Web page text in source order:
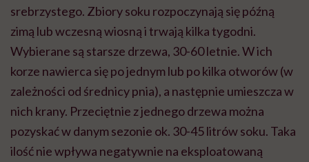
srebrzystego. Zbiory soku rozpoczynają się późną
zimą lub wczesną wiosną i trwają kilka tygodni.
Wybierane są starsze drzewa, 30-60 letnie. W ich
korze nawierca się po jednym lub po kilka otworów (w
zależności od średnicy pnia), a następnie umieszcza w
nich krany. Przeciętnie z jednego drzewa można
pozyskać w danym sezonie ok. 30-45 litrów soku. Taka
ilość nie wpływa negatywnie na eksploatowaną